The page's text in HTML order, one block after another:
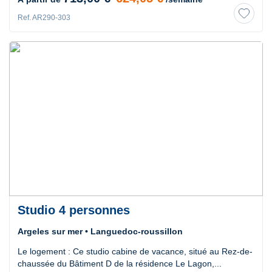
Ref. AR290-303
Studio 4 personnes
Argeles sur mer • Languedoc-roussillon
Le logement : Ce studio cabine de vacance, situé au Rez-de-
chaussée du Bâtiment D de la résidence Le Lagon,...